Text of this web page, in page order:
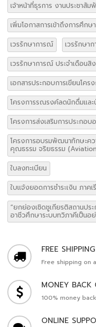
เจ้าหน้าที่ธุรการ งานประชาสัม
เพิ่มโอกาสการเข้าถึงการศึก
เวรรักษาการณ์
เวรรักษา
เวรรักษาการณ์ ประจำเดือน
เอกสารประกอบการเขียนโค
โครงการรณรงค์ลดนักดื่มและ
โครงการส่งเสริมการประกอ
โครงการอบรมพัฒนาทักษะคว
คุณธรรม จริยธรรม
ใบลงทะเบียน
ใบแจ้งยอดการชำระเงิน ภา
“ยกย่องเชิดชูเกียรติสถานปร
อาชีวศึกษาระบบทวิภาคีเป็นอ
FREE SHIPPING
Free shipping on
MONEY BACK
100% money
ONLINE